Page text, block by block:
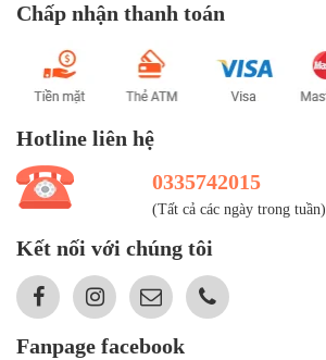
Chấp nhận thanh toán
Hotline liên hệ
0335742015
(Tất cả các ngày trong tuần)
Kết nối với chúng tôi
Fanpage facebook